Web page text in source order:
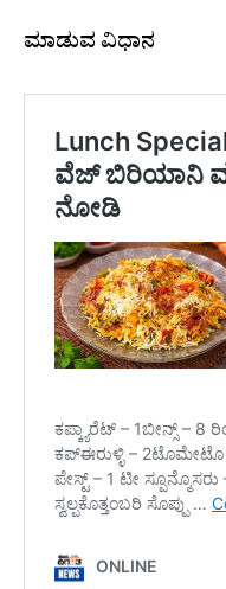
ಮಾಡುವ ವಿಧಾನ